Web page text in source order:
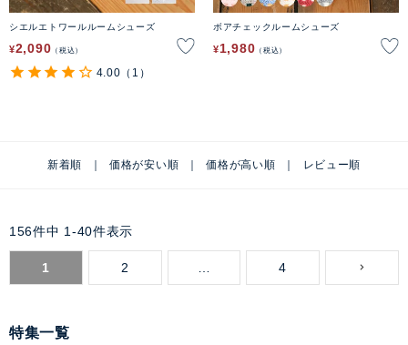
シエルエトワールルームシューズ
¥2,090 税込
4.00 （1）
ボアチェックルームシューズ
¥1,980 税込
新着順 価格が安い順 価格が高い順 レビュー順
156件中 1 -40件表示
1 2 4
特集一覧